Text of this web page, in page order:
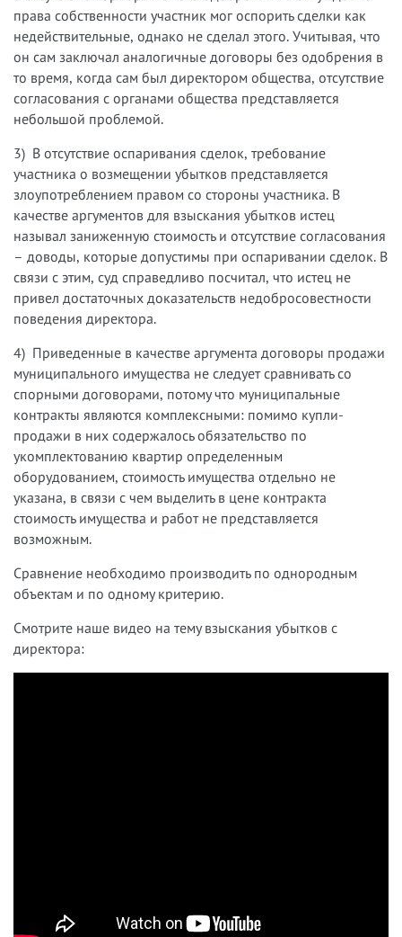
права собственности участник мог оспорить сделки как
недействительные, однако не сделал этого. Учитывая, что
он сам заключал аналогичные договоры без одобрения в
то время, когда сам был директором общества, отсутствие
согласования с органами общества представляется
небольшой проблемой.
3) В отсутствие оспаривания сделок, требование
участника о возмещении убытков представляется
злоупотреблением правом со стороны участника. В
качестве аргументов для взыскания убытков истец
называл заниженную стоимость и отсутствие согласования
– доводы, которые допустимы при оспаривании сделок. В
связи с этим, суд справедливо посчитал, что истец не
привел достаточных доказательств недобросовестности
поведения директора.
4) Приведенные в качестве аргумента договоры продажи
муниципального имущества не следует сравнивать со
спорными договорами, потому что муниципальные
контракты являются комплексными: помимо купли-
продажи в них содержалось обязательство по
укомплектованию квартир определенным
оборудованием, стоимость имущества отдельно не
указана, в связи с чем выделить в цене контракта
стоимость имущества и работ не представляется
возможным.
Сравнение необходимо производить по однородным
объектам и по одному критерию.
Смотрите наше видео на тему взыскания убытков с
директора: